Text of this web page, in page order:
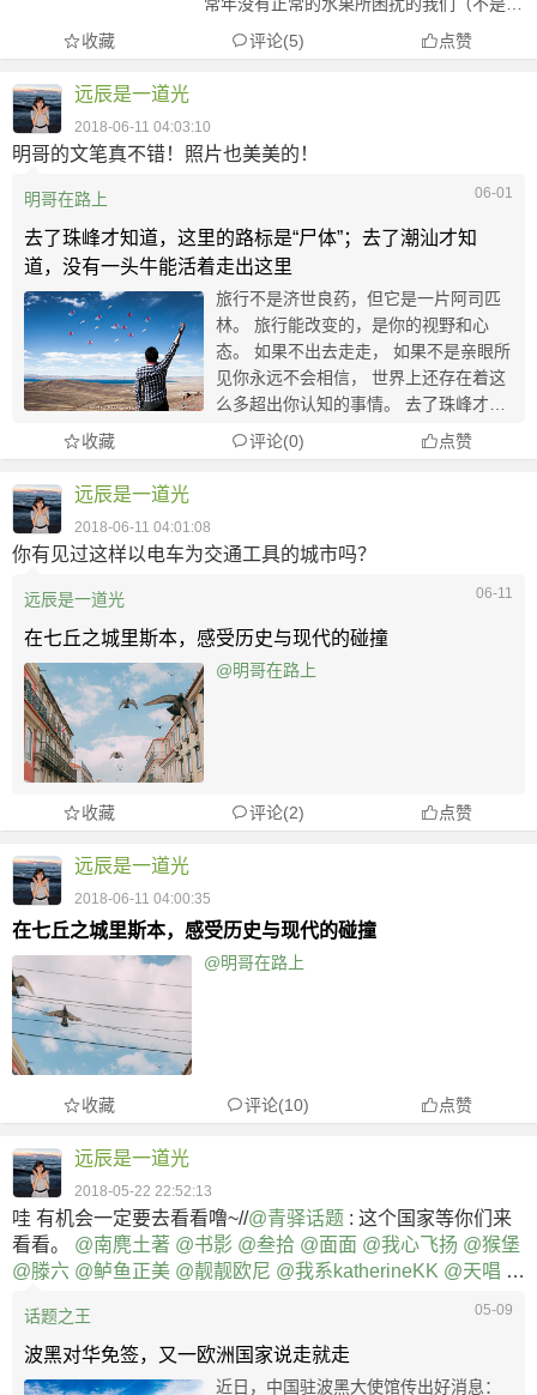
类少就是不甜）决定要拜访一下这个世界闻
名的“菜市场”。 不过第一印象就像是走进了
收藏 评论(5) 点赞
远辰是一道光
2018-06-11 04:03:10
明哥的文笔真不错！照片也美美的！
明哥在路上
去了珠峰才知道，这里的路标是“尸体”；去了潮汕才知
道，没有一头牛能活着走出这里
旅行不是济世良药，但它是一片阿司匹
林。 旅行能改变的，是你的视野和心
态。 如果不出去走走， 如果不是亲眼所
见你永远不会相信， 世界上还存在着这
么多超出你认知的事情。 去了珠峰才知
道，这里的路标是“尸体”。而他们在成为
“路标”前，也曾鲜活如你我。 去了广东
06-01
收藏 评论(0) 点赞
远辰是一道光
2018-06-11 04:01:08
你有见过这样以电车为交通工具的城市吗？
远辰是一道光
在七丘之城里斯本，感受历史与现代的碰撞
@明哥在路上
06-11
收藏 评论(2) 点赞
远辰是一道光
2018-06-11 04:00:35
在七丘之城里斯本，感受历史与现代的碰撞
@明哥在路上
收藏 评论(10) 点赞
远辰是一道光
2018-05-22 22:52:13
哇 有机会一定要去看看噜~//@青驿话题 : 这个国家等你们来
看看。 @南麂土著 @书影 @叁拾 @面面 @我心飞扬 @猴堡
@滕六 @鲈鱼正美 @靓靓欧尼 @我系katherineKK @天唱 @
话题之王
波黑对华免签，又一欧洲国家说走就走
近日，中国驻波黑大使馆传出好消息：
05-09